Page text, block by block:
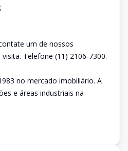
um de nossos
Telefone (11) 2106-7300.
no mercado imobiliário. A
e áreas industriais na